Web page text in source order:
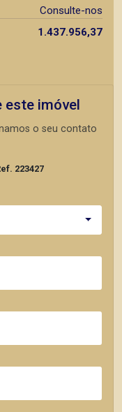
Consulte-nos
1.437.956,37
este imóvel
o seu contato
223427